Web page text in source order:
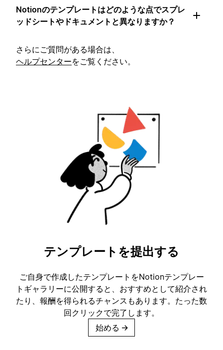
Notionのテンプレートはどのような点でスプレ
ッドシートやドキュメントと異なりますか？
さらにご質問がある場合は、
ヘルプセンターをご覧ください。
テンプレートを提出する
ご自身で作成したテンプレートをNotionテンプレー
トギャラリーに公開すると、おすすめとして紹介され
たり、報酬を得られるチャンスもあります。たった数
回クリックで完了します。
始める →